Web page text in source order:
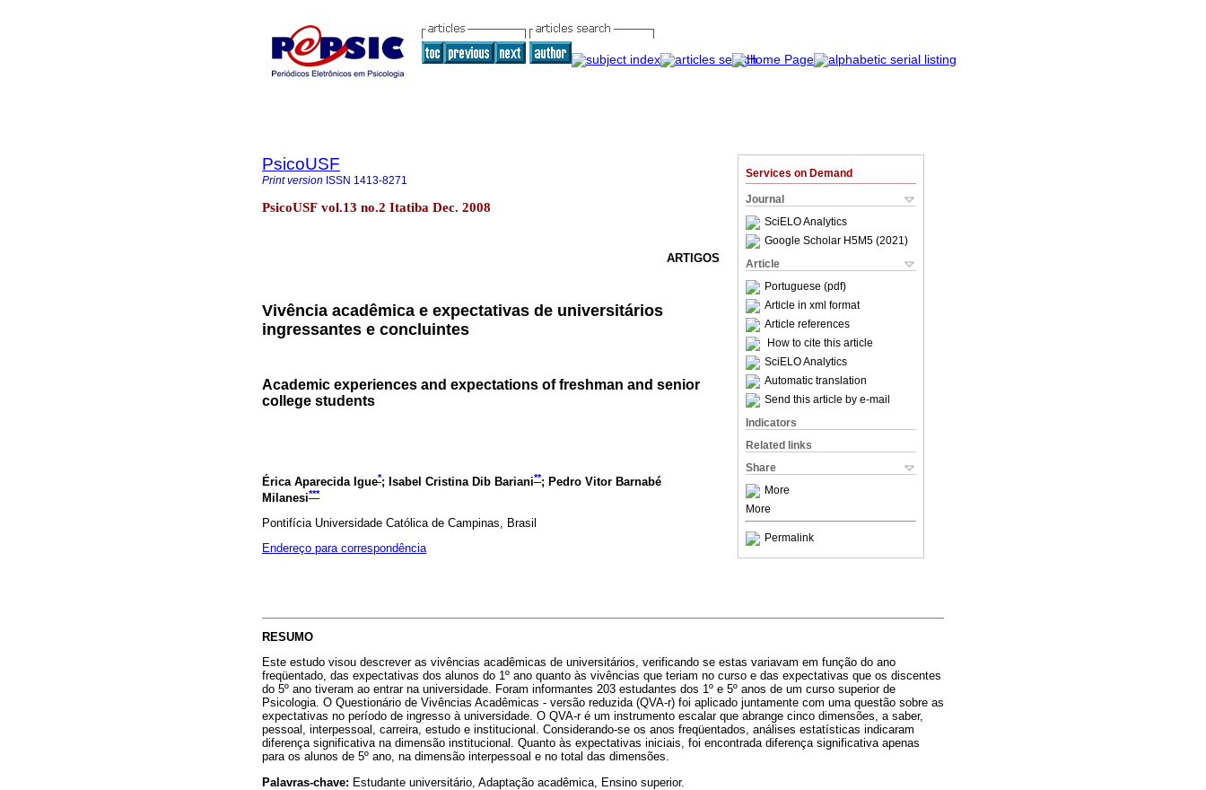
Services on Demand
Journal
SciELO Analytics
Google Scholar H5M5 (2021)
Article
Portuguese (pdf)
Article in xml format
Article references
How to cite this article
SciELO Analytics
Automatic translation
Send this article by e-mail
Indicators
Related links
Share
More
More
Permalink
PsicoUSF
Print version ISSN 1413-8271
PsicoUSF vol.13 no.2 Itatiba Dec. 2008
ARTIGOS
Vivência acadêmica e expectativas de universitários
ingressantes e concluintes
Academic experiences and expectations of freshman and senior
college students
Érica Aparecida Igue*; Isabel Cristina Dib Bariani**; Pedro Vitor Barnabé
Milanesi***
Pontifícia Universidade Católica de Campinas, Brasil
Endereço para correspondência
RESUMO
Este estudo visou descrever as vivências acadêmicas de universitários, verificando se estas variavam em função do ano
freqüentado, das expectativas dos alunos do 1º ano quanto às vivências que teriam no curso e das expectativas que os discentes
do 5º ano tiveram ao entrar na universidade. Foram informantes 203 estudantes dos 1º e 5º anos de um curso superior de
Psicologia. O Questionário de Vivências Acadêmicas - versão reduzida (QVA-r) foi aplicado juntamente com uma questão sobre as
expectativas no período de ingresso à universidade. O QVA-r é um instrumento escalar que abrange cinco dimensões, a saber,
pessoal, interpessoal, carreira, estudo e institucional. Considerando-se os anos freqüentados, análises estatísticas indicaram
diferença significativa na dimensão institucional. Quanto às expectativas iniciais, foi encontrada diferença significativa apenas
para os alunos de 5º ano, na dimensão interpessoal e no total das dimensões.
Palavras-chave: Estudante universitário, Adaptação acadêmica, Ensino superior.